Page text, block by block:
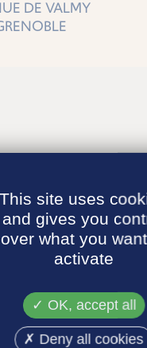
DE VALMY
This site uses
and gives you
over what you
activate
OK, accept all
Deny all cookies